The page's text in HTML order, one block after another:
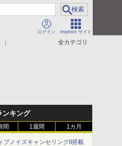
ログイン Impress サイト
全カテゴリ
ンキング
間 1週間 1カ月
ブノイズキャンセリングII搭載